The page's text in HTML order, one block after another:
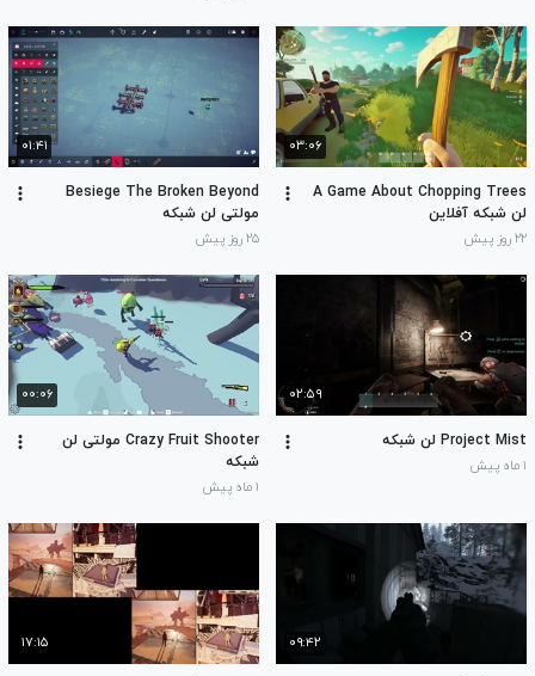
۰۳:۰۶
A Game About Chopping Trees
لن شبکه آفلاین
۲۲ روز پیش
۰۱:۴۱
Besiege The Broken Beyond
مولتی لن شبکه
۲۵ روز پیش
۰۲:۵۹
Project Mist لن شبکه
۱ ماه پیش
۰۰:۰۶
Crazy Fruit Shooter مولتی لن
شبکه
۱ ماه پیش
۰۹:۴۲ ۱۷:۱۵